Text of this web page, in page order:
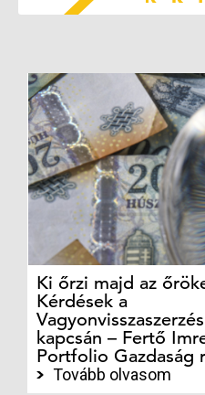
Ki őrzi majd az
Kérdések a
kapcsán – Fertő
Portfolio Gazdaság
Tovább olvasom